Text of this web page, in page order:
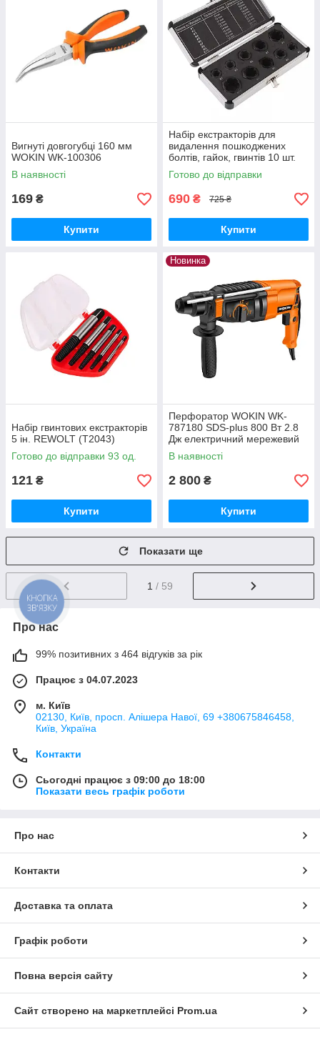
Вигнуті довгогубці 160 мм
WOKIN WK-100306
В наявності
169 ₴
Купити
Набір екстракторів для
видалення пошкоджених
болтів, гайок, гвинтів 10 шт.
Готово до відправки
690 ₴ 725 ₴
Купити
Набір гвинтових екстракторів
5 ін. REWOLT (T2043)
Готово до відправки 93 од.
121 ₴
Купити
Новинка
Перфоратор WOKIN WK-
787180 SDS-plus 800 Вт 2.8
Дж електричний мережевий
В наявності
2 800 ₴
Купити
Показати ще
1 / 59
Про нас
99% позитивних з 464 відгуків за рік
Працює з 04.07.2023
м. Київ
02130, Київ, просп. Алішера Навої, 69 +380675846458,
Київ, Україна
Контакти
Сьогодні працює з 09:00 до 18:00
Показати весь графік роботи
Про нас
Контакти
Доставка та оплата
Графік роботи
Повна версія сайту
Сайт створено на маркетплейсі Prom.ua
КНОПКА
ЗВ'ЯЗКУ